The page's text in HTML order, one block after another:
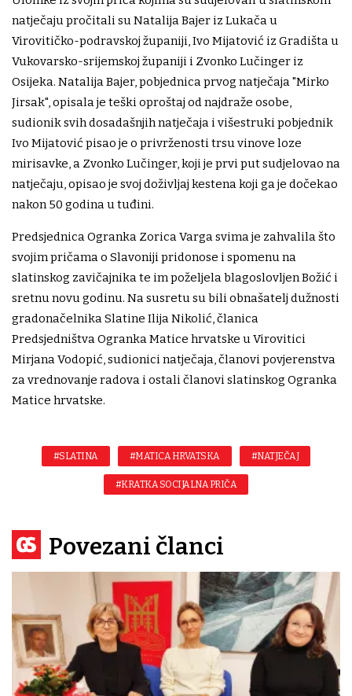
natječaju pročitali su Natalija Bajer iz Lukača u
Virovitičko-podravskoj županiji, Ivo Mijatović iz Gradišta u
Vukovarsko-srijemskoj županiji i Zvonko Lučinger iz
Osijeka. Natalija Bajer, pobjednica prvog natječaja "Mirko
Jirsak", opisala je teški oproštaj od najdraže osobe,
sudionik svih dosadašnjih natječaja i višestruki pobjednik
Ivo Mijatović pisao je o privrženosti trsu vinove loze
mirisavke, a Zvonko Lučinger, koji je prvi put sudjelovao na
natječaju, opisao je svoj doživljaj kestena koji ga je dočekao
nakon 50 godina u tuđini.
Predsjednica Ogranka Zorica Varga svima je zahvalila što
svojim pričama o Slavoniji pridonose i spomenu na
slatinskog zavičajnika te im poželjela blagoslovljen Božić i
sretnu novu godinu. Na susretu su bili obnašatelj dužnosti
gradonačelnika Slatine Ilija Nikolić, članica
Predsjedništva Ogranka Matice hrvatske u Virovitici
Mirjana Vodopić, sudionici natječaja, članovi povjerenstva
za vrednovanje radova i ostali članovi slatinskog Ogranka
Matice hrvatske.
#SLATINA #MATICA HRVATSKA #NATJEČAJ
#KRATKA SOCIJALNA PRIČA
Povezani članci